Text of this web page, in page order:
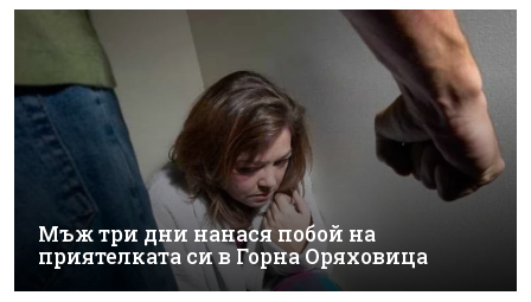
Мъж три дни нанася побой на
приятелката си в Горна Оряховица